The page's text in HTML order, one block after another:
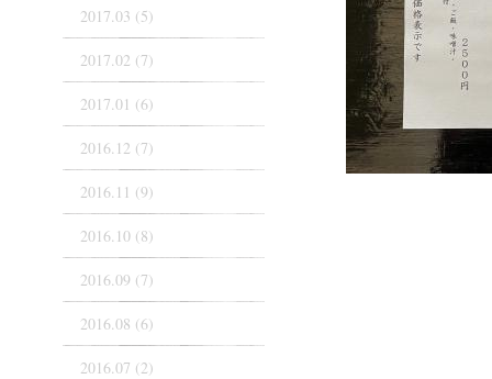
2017.03 (5)
2017.02 (7)
2017.01 (6)
2016.12 (7)
2016.11 (9)
2016.10 (8)
2016.09 (7)
2016.08 (6)
2016.07 (2)